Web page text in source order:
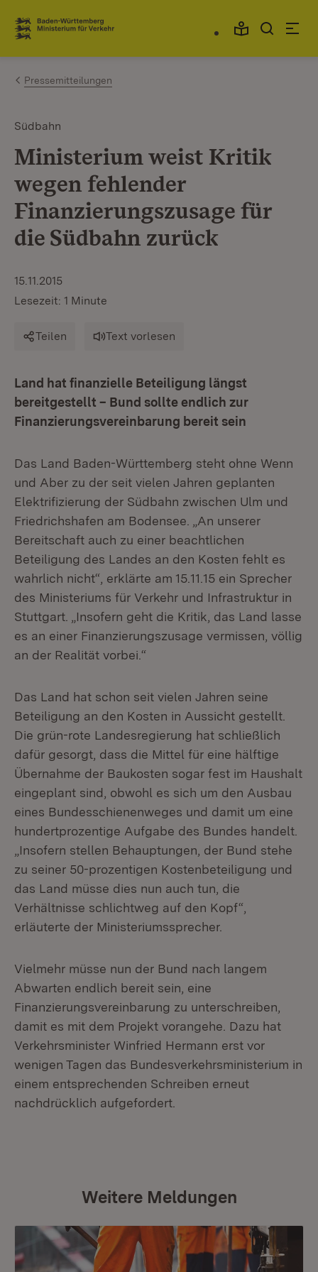
Zum Inhalt springen
Link zur Startseite
Pressemitteilungen
Südbahn
Ministerium weist Kritik
wegen fehlender
Finanzierungszusage für
die Südbahn zurück
15.11.2015
Lesezeit: 1 Minute
Teilen Text vorlesen
Land hat finanzielle Beteiligung längst
bereitgestellt – Bund sollte endlich zur
Finanzierungsvereinbarung bereit sein
Das Land Baden-Württemberg steht ohne Wenn
und Aber zu der seit vielen Jahren geplanten
Elektrifizierung der Südbahn zwischen Ulm und
Friedrichshafen am Bodensee. „An unserer
Bereitschaft auch zu einer beachtlichen
Beteiligung des Landes an den Kosten fehlt es
wahrlich nicht“, erklärte am 15.11.15 ein Sprecher
des Ministeriums für Verkehr und Infrastruktur in
Stuttgart. „Insofern geht die Kritik, das Land lasse
es an einer Finanzierungszusage vermissen, völlig
an der Realität vorbei.“
Das Land hat schon seit vielen Jahren seine
Beteiligung an den Kosten in Aussicht gestellt.
Die grün-rote Landesregierung hat schließlich
dafür gesorgt, dass die Mittel für eine hälftige
Übernahme der Baukosten sogar fest im Haushalt
eingeplant sind, obwohl es sich um den Ausbau
eines Bundesschienenweges und damit um eine
hundertprozentige Aufgabe des Bundes handelt.
„Insofern stellen Behauptungen, der Bund stehe
zu seiner 50-prozentigen Kostenbeteiligung und
das Land müsse dies nun auch tun, die
Verhältnisse schlichtweg auf den Kopf“,
erläuterte der Ministeriumssprecher.
Vielmehr müsse nun der Bund nach langem
Abwarten endlich bereit sein, eine
Finanzierungsvereinbarung zu unterschreiben,
damit es mit dem Projekt vorangehe. Dazu hat
Verkehrsminister Winfried Hermann erst vor
wenigen Tagen das Bundesverkehrsministerium in
einem entsprechenden Schreiben erneut
nachdrücklich aufgefordert.
Weitere Meldungen